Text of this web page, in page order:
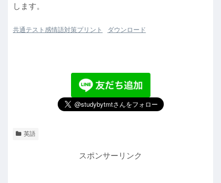
します。
共通テスト感情語対策プリント ダウンロード
英語
スポンサーリンク